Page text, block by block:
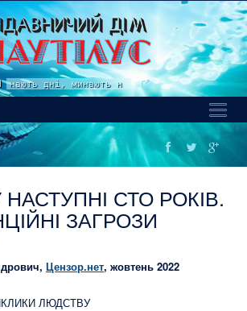
дні, минають ночі» Queen.mp3
Toggle
НАСТУПНІ СТО РОКІВ.
ЗАГРОЗИ
Цензор.нет, жовтень 2022
ЛЮДСТВУ